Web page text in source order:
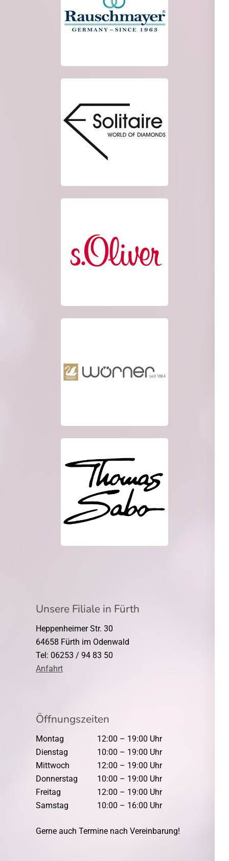
Unsere Filiale in Fürth
Heppenheimer Str. 30
64658 Fürth im Odenwald
Tel: 06253 / 94 83 50
Anfahrt
Öffnungszeiten
Montag
12:00 – 19:00 Uhr
Dienstag
10:00 – 19:00 Uhr
Mittwoch
12:00 – 19:00 Uhr
Donnerstag
10:00 – 19:00 Uhr
Freitag
12:00 – 19:00 Uhr
Samstag
10:00 – 16:00 Uhr
Gerne auch Termine nach Vereinbarung!